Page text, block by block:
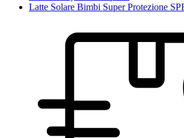
Latte Solare Bimbi Super Protezione